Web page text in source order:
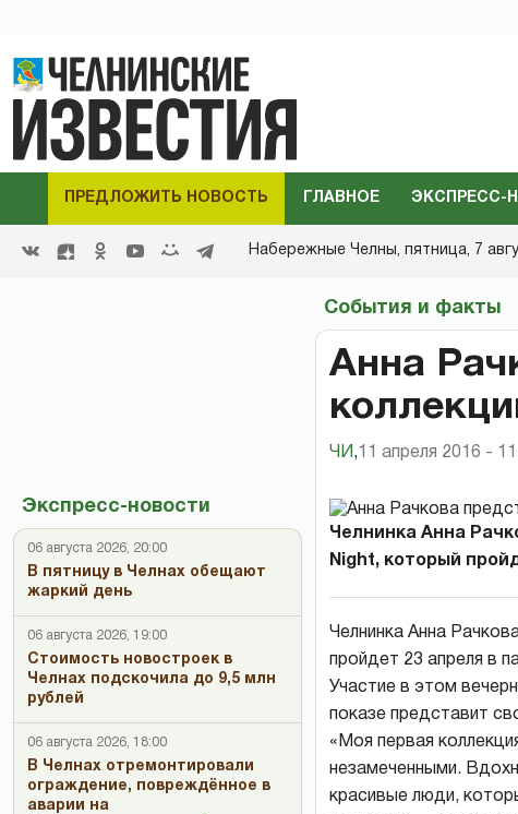
ПРЕДЛОЖИТЬ НОВОСТЬ ГЛАВНОЕ ЭКСПРЕСС-
Набережные Челны, пятница, 7
Экспресс-новости
06 августа 2026, 20:00
В пятницу в Челнах обещают
жаркий день
06 августа 2026, 19:00
Стоимость новостроек в
Челнах подскочила до 9,5 млн
рублей
06 августа 2026, 18:00
В Челнах отремонтировали
ограждение, повреждённое в
аварии на
События и факты
Анна
ЧИ , 11 апреля 2016 -
Челнинка Анна
Night, который
Челнинка Анна
пройдет 23 апреля в
Участие в этом
показе представит
«Моя первая
незамеченными.
красивые люди,